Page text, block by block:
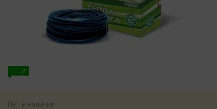
2
Нет в наличии